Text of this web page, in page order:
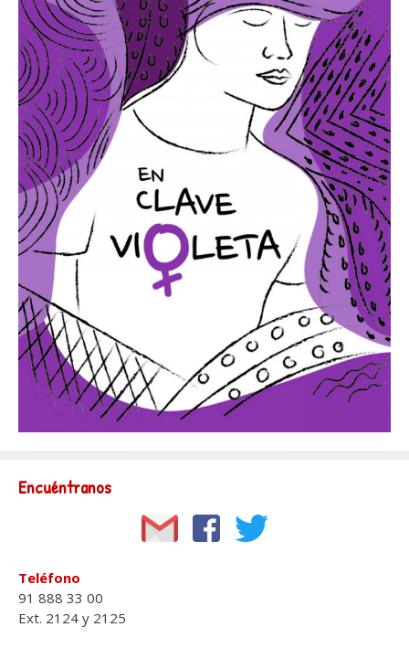
Encuéntranos
Teléfono
91 888 33 00
Ext. 2124 y 2125